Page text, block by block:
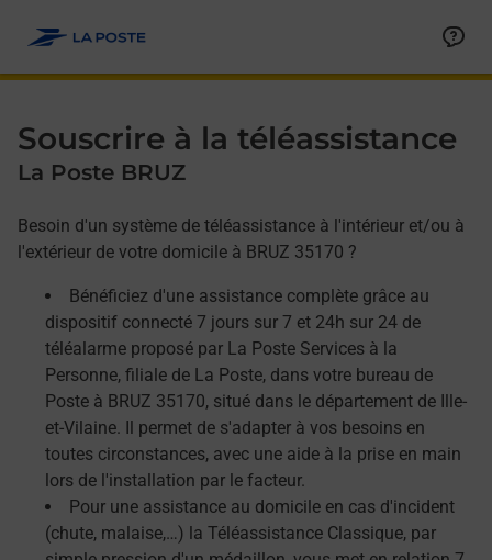
Souscrire à la téléassistance
La Poste BRUZ
Besoin d'un système de téléassistance à l'intérieur et/ou à
l'extérieur de votre domicile à BRUZ 35170 ?
Bénéficiez d'une assistance complète grâce au
dispositif connecté 7 jours sur 7 et 24h sur 24 de
téléalarme proposé par La Poste Services à la
Personne, filiale de La Poste, dans votre bureau de
Poste à BRUZ 35170, situé dans le département de Ille-
et-Vilaine. Il permet de s'adapter à vos besoins en
toutes circonstances, avec une aide à la prise en main
lors de l'installation par le facteur.
Pour une assistance au domicile en cas d'incident
(chute, malaise,…) la Téléassistance Classique, par